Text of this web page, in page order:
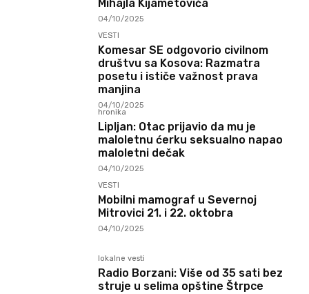
Mihajla Kijametovića
04/10/2025
VESTI
Komesar SE odgovorio civilnom
društvu sa Kosova: Razmatra
posetu i ističe važnost prava
manjina
04/10/2025
hronika
Lipljan: Otac prijavio da mu je
maloletnu ćerku seksualno napao
maloletni dečak
04/10/2025
VESTI
Mobilni mamograf u Severnoj
Mitrovici 21. i 22. oktobra
04/10/2025
lokalne vesti
Radio Borzani: Više od 35 sati bez
struje u selima opštine Štrpce